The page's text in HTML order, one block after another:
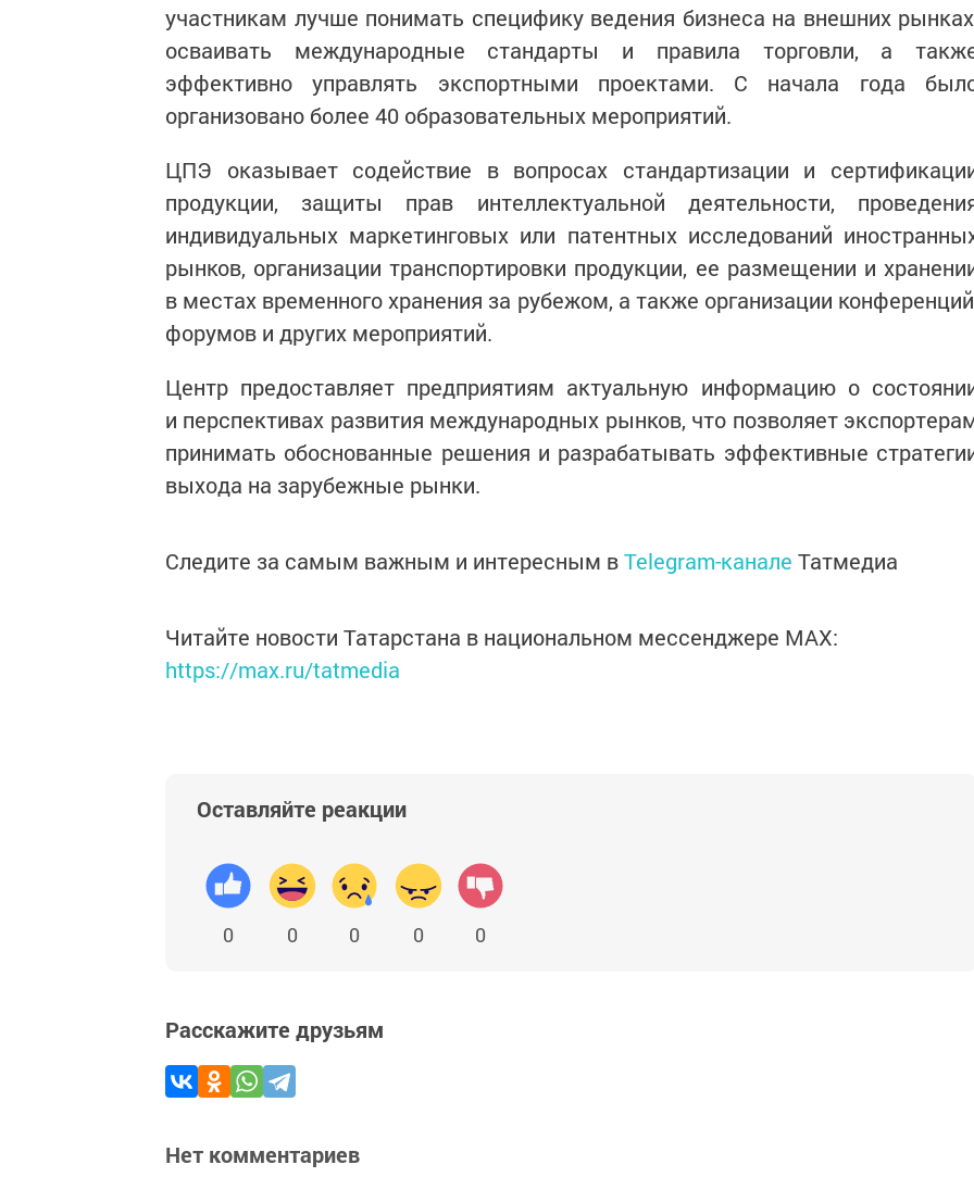
участникам лучше понимать специфику ведения бизнеса на внешних
осваивать международные стандарты и правила торговли, а
эффективно управлять экспортными проектами. С начала года
организовано более 40 образовательных мероприятий.
ЦПЭ оказывает содействие в вопросах стандартизации и
продукции, защиты прав интеллектуальной деятельности,
индивидуальных маркетинговых или патентных исследований
рынков, организации транспортировки продукции, ее размещении и
в местах временного хранения за рубежом, а также организации
форумов и других мероприятий.
Центр предоставляет предприятиям актуальную информацию о
и перспективах развития международных рынков, что позволяет
принимать обоснованные решения и разрабатывать эффективные
выхода на зарубежные рынки.
Следите за самым важным и интересным вTelegram-канале Татмедиа
Читайте новости Татарстана в национальном мессенджере MАХ:
https://max.ru/tatmedia
Оставляйте реакции
0 0 0 0 0
Расскажите друзьям
Нет комментариев